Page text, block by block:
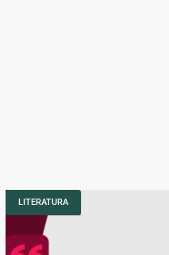
LITERATURA